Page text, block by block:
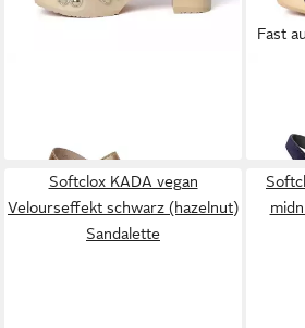
Fast
Softclox KADA vegan
Velourseffekt schwarz (hazelnut)
Sandalette